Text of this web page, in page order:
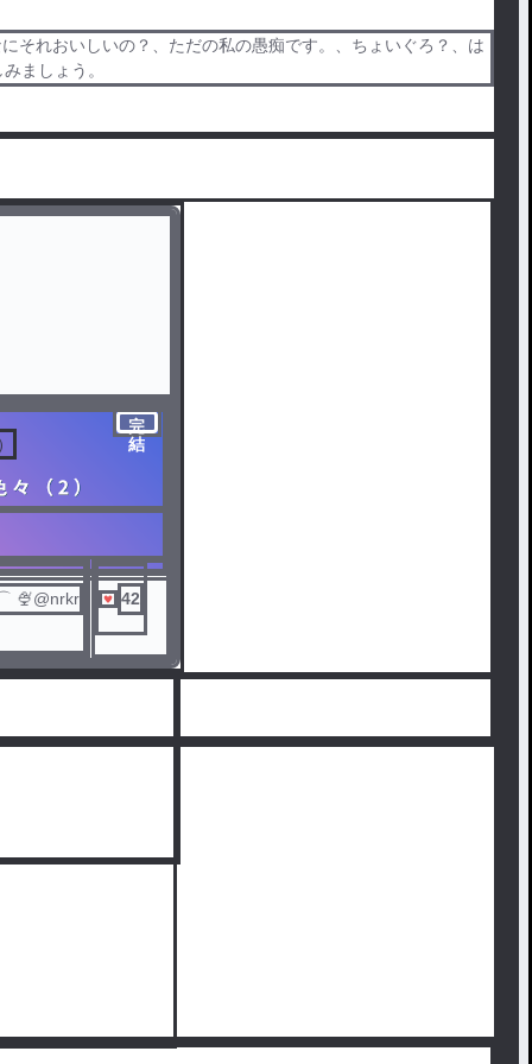
それおいしいの？、ただの私の愚痴です。、ちょいぐろ？、は
ましょう。
完
結
🍨@nrkr 42